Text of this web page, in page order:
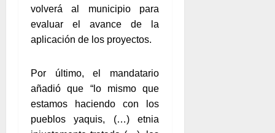
volverá al municipio para
evaluar el avance de la
aplicación de los proyectos.
Por último, el mandatario
añadió que “lo mismo que
estamos haciendo con los
pueblos yaquis, (…) etnia